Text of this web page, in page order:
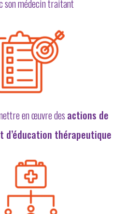
son médecin traitant
en œuvre des actions de
d’éducation thérapeutique